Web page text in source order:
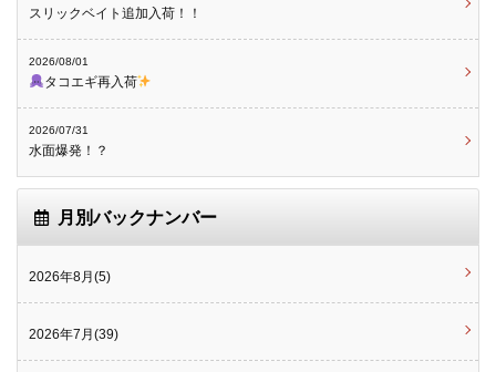
スリックベイト追加入荷！！
2026/08/01
タコエギ再入荷
2026/07/31
水面爆発！？
月別バックナンバー
2026年8月(5)
2026年7月(39)